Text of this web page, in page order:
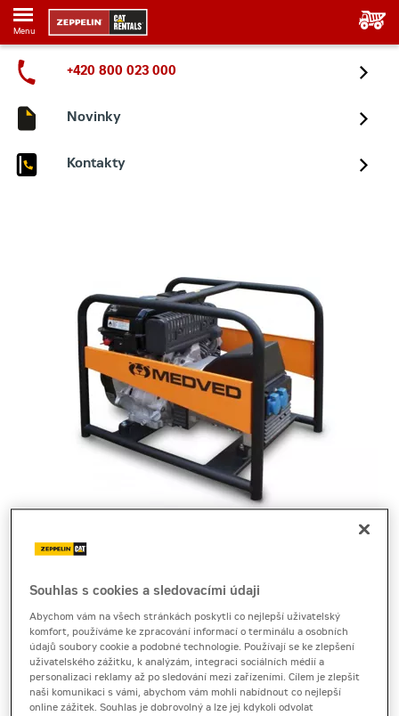
Menu
+420 800 023 000
Novinky
Kontakty
Cena za pronájem
1 - 22 dnů
820 Kč bez DPH
992 Kč s DPH
23 a více dnů
Souhlas s cookies a sledovacími údaji
Abychom vám na všech stránkách poskytli co nejlepší uživatelský
komfort, používáme ke zpracování informací o terminálu a osobních
údajů soubory cookie a podobné technologie. Používají se ke zlepšení
uživatelského zážitku, k analýzám, integraci sociálních médií a
personalizaci reklamy až po sledování mezi zařízeními. Cílem je zlepšit
naši komunikaci s vámi, abychom vám mohli nabídnout co nejlepší
online zážitek. Souhlas je dobrovolný a lze jej kdykoli odvolat